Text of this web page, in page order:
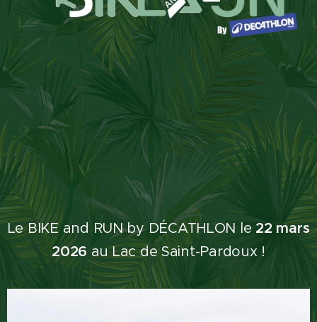
Le BIKE and RUN by DÉCATHLON le 22 mars
2026 au Lac de Saint-Pardoux !